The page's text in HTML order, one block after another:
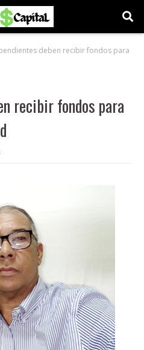
deben recibir fondos para
recibir fondos para